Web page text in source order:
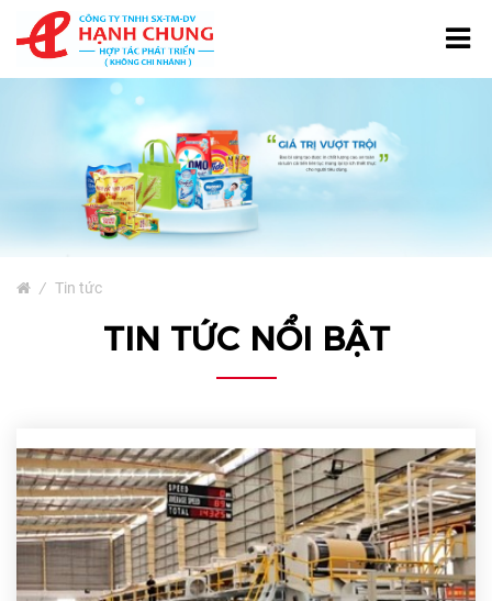
/ Tin tức
TIN TỨC NỔI BẬT
TRANG CHỦ
GIỚI THIỆU
TÚI NƯỚC GIẶT
SẢN PHẨM
Túi Màng Đơn PE, HD, PP
Bao Bì Bánh, Kẹo Các Loại
Túi PA, Túi Zipper, Túi
Nhôm